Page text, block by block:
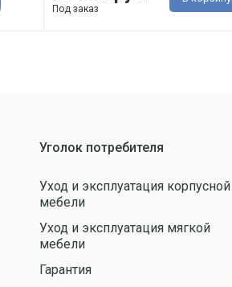
Под заказ
Уголок потребителя
Уход и эксплуатация корпусной
мебели
Уход и эксплуатация мягкой
мебели
Гарантия